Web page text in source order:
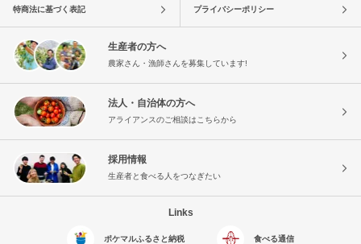
特商法に基づく表記 プライバシーポリシー
生産者の方へ
農家さん・漁師さんを募集しています!
法人・自治体の方へ
アライアンスのご相談はこちらから
採用情報
生産者と食べる人をつなぎたい
Links
ポケマルふるさと納税 食べる通信